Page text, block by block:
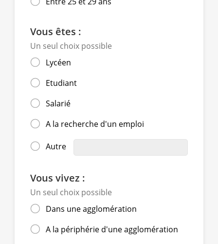
Vous êtes :
Un seul choix possible
Lycéen
Etudiant
Salarié
A la recherche d'un emploi
Autre
Vous vivez :
Un seul choix possible
Dans une agglomération
A la périphérie d'une agglomération